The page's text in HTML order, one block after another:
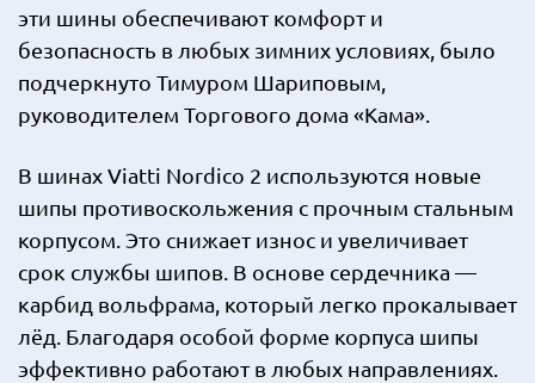
эти шины обеспечивают комфорт и
безопасность в любых зимних условиях, было
подчеркнуто Тимуром Шариповым,
руководителем Торгового дома «Кама».
В шинах Viatti Nordico 2 используются новые
шипы противоскольжения с прочным стальным
корпусом. Это снижает износ и увеличивает
срок службы шипов. В основе сердечника —
карбид вольфрама, который легко прокалывает
лёд. Благодаря особой форме корпуса шипы
эффективно работают в любых направлениях.